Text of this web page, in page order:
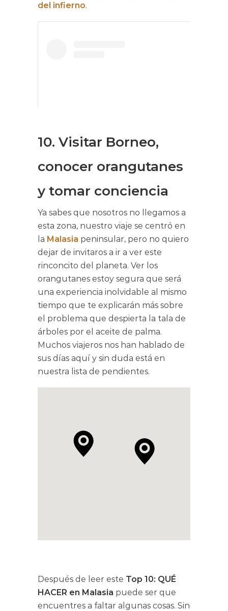
del infierno.
A post shared by Viaja Explora La Bola (@exploralabola)
10. Visitar Borneo,
conocer orangutanes
y tomar conciencia
Ya sabes que nosotros no llegamos a
esta zona, nuestro viaje se centró en
la Malasia peninsular, pero no quiero
dejar de invitaros a ir a ver este
rinconcito del planeta. Ver los
orangutanes estoy segura que será
una experiencia inolvidable al mismo
tiempo que te explicarán más sobre
el problema que despierta la tala de
árboles por el aceite de palma.
Muchos viajeros nos han hablado de
sus días aquí y sin duda está en
nuestra lista de pendientes.
Después de leer este Top 10: QUÉ
HACER en Malasia puede ser que
encuentres a faltar algunas cosas. Sin